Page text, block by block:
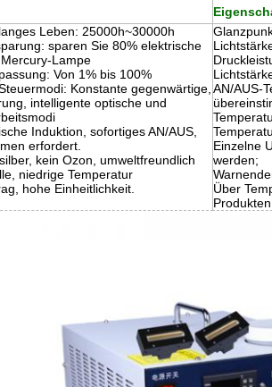
Leben: 25000h~30000h
sparen Sie 80% elektrische
Lampe
Von 1% bis 100%
Konstante gegenwärtige,
intelligente optische und
Induktion, sofortiges AN/AUS,
erfordert.
kein Ozon, umweltfreundlich
niedrige Temperatur
hohe Einheitlichkeit.
AN/AUS-
Einzelne
werden;
Über